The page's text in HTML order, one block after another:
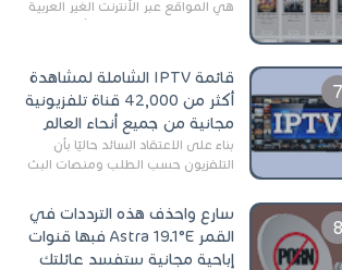
هي المواقع عبر الأنترنت الغير العربية
التي تقدم خدمة تحميل الأفلام على
قائمة IPTV الشاملة لمشاهدة
أكثر من 42,000 قناة تلفزيونية
مجانية من جميع أنحاء العالم
بناءً على الاعتقاد السائد حاليًا بأن
التلفزيون حسب الطلب ومنصات البث
سارع واحذف هذه الترددات في
القمر Astra 19.1°E فبها قنوات
إباحية مجانية ستفسد عائلتك